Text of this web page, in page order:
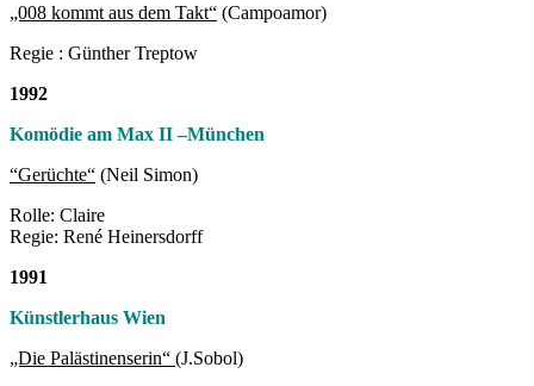
„008 kommt aus dem Takt“ (Campoamor)
Regie : Günther Treptow
1992
Komödie am Max II –München
“Gerüchte“ (Neil Simon)
Rolle: Claire
Regie: René Heinersdorff
1991
Künstlerhaus Wien
„Die Palästinenserin“ (J.Sobol)